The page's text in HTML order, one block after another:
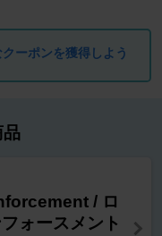
ーポンを獲得しよう
品
/ ロ
ォースメント